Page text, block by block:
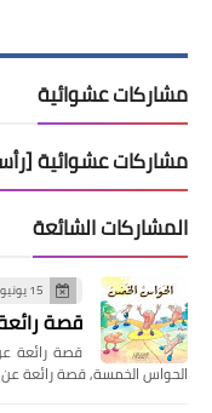
مشاركات عشوائية
مشاركات عشوائية
المشاركات الشائعة
15 يونيو 2020
قصة
قصة رائعة
الحواس الخمسة, قصة رائعة